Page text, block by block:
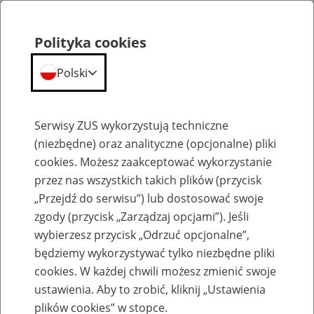
Szkolenia
Zaproś ZUS do siebie: Aktywni 50+
Polityka cookies
Polski
Serwisy ZUS wykorzystują techniczne
(niezbędne) oraz analityczne (opcjonalne) pliki
cookies. Możesz zaakceptować wykorzystanie
przez nas wszystkich takich plików (przycisk
„Przejdź do serwisu”) lub dostosować swoje
zgody (przycisk „Zarządzaj opcjami”). Jeśli
wybierzesz przycisk „Odrzuć opcjonalne”,
będziemy wykorzystywać tylko niezbędne pliki
cookies. W każdej chwili możesz zmienić swoje
ustawienia. Aby to zrobić, kliknij „Ustawienia
plików cookies” w stopce.